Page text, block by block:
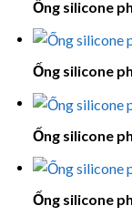
Ống silicone
Ống silicone
Ống silicone
Ống silicone